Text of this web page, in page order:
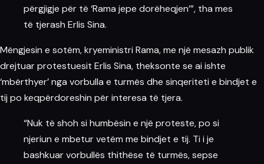
përgjigje për të ‘Rama jepe dorëheqjen’”, tha mes
të tjerash Erlis Sina.
Mëngjesin e sotëm, kryeministri Rama, me një mesazh publik
drejtuar protestuesit Erlis Sina, theksonte se ai ishte
‘mbërthyer’ nga vorbulla e turmës dhe sinqeriteti e bindjet e
tij po keqpërdoreshin për interesa të tjera.
“Nuk të shoh si humbësin e një proteste, po si
njeriun e mbetur vetëm me bindjet e tij. Ti i je
bashkuar vorbullës thithëse të turmës, sepse